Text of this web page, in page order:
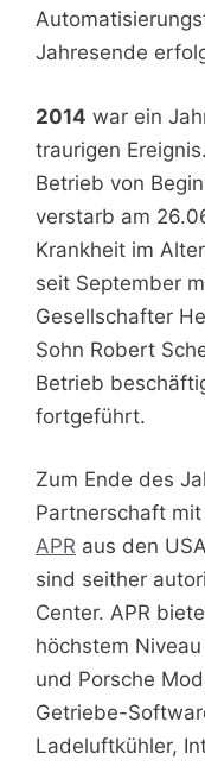
Jahresende
2014 war ein
traurigen
Betrieb von
verstarb am
Krankheit im
seit September
Gesellschafter
Sohn Robert
Betrieb
fortgeführt.
Zum Ende des
Partnerschaft
APR aus den
sind seither
Center. APR
höchstem
und Porsche
Getriebe-
Ladeluftkühler,